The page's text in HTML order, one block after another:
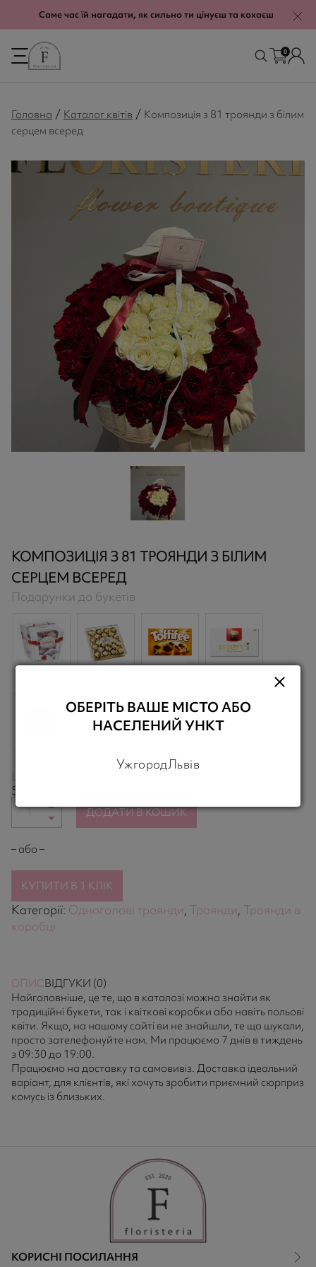
Саме час їй нагадати, як сильно ти цінуєш та кохаєш
0
Головна / Каталог квітів / Композиція з 81 троянди з білим
серцем всеред
КОМПОЗИЦІЯ З 81 ТРОЯНДИ З БІЛИМ
СЕРЦЕМ ВСЕРЕД
Подарунки до букетів
5960,00
ДОДАТИ В КОШИК
– або –
КУПИТИ В 1 КЛІК
Категорії: Одноголові троянди Троянди Троянди в
коробці
ОПИСВІДГУКИ (0)
Найголовніше, це те, що в каталозі можна знайти як
традиційні букети, так і квіткові коробки або навіть польові
квіти. Якщо, на нашому сайті ви не знайшли, те що шукали,
просто зателефонуйте нам. Ми працюємо 7 днів в тиждень
з 09:30 до 19:00.
Працюємо на доставку та самовивіз. Доставка ідеальний
варіант, для клієнтів, які хочуть зробити приємний сюрприз
комусь із близьких.
КОРИСНІ ПОСИЛАННЯ
ОБЕРІТЬ ВАШЕ МІСТО АБО
НАСЕЛЕНИЙ УНКТ
УжгородЛьвів